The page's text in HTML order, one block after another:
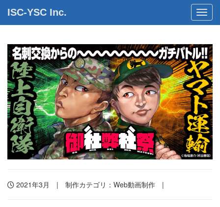
ISC-YSC Inc.
2021年3月 | 制作カテゴリ： Web動画制作 |